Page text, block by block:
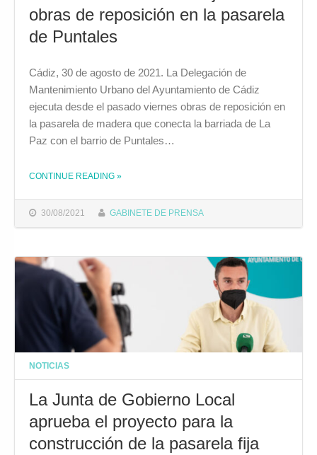
obras de reposición en la pasarela
de Puntales
30/08/2021 GABINETE DE PRENSA
Cádiz, 30 de agosto de 2021. La Delegación de
Mantenimiento Urbano del Ayuntamiento de Cádiz
ejecuta desde el pasado viernes obras de reposición en
la pasarela de madera que conecta la barriada de La
Paz con el barrio de Puntales…
CONTINUE READING THE "MANTENIMIENTO URBANO EJECUTA OBRAS DE REPOSICIÓN EN LA PASARELA DE PUNTALES"
»
NOTICIAS
La Junta de Gobierno Local
aprueba el proyecto para la
construcción de la pasarela fija